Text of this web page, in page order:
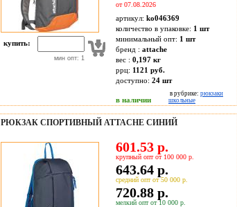
купить:
мин опт: 1
от 07.08.2026
артикул: ko046369
количество в упаковке: 1 шт
минимальный опт: 1 шт
бренд : attache
вес : 0,197 кг
ррц: 1121 руб.
доступно: 24 шт
в наличии
в рубрике: рюкзаки
школьные
РЮКЗАК СПОРТИВНЫЙ ATTACHE СИНИЙ
601.53 р.
крупный опт от 100 000 р.
643.64 р.
средний опт от 50 000 р.
720.88 р.
мелкий опт от 10 000 р.